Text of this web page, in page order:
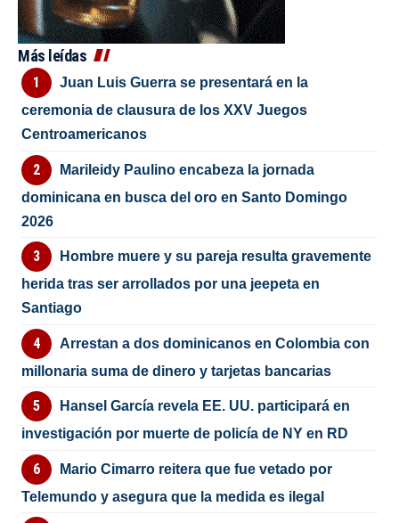
Más leídas
Juan Luis Guerra se presentará en la
ceremonia de clausura de los XXV Juegos
Centroamericanos
Marileidy Paulino encabeza la jornada
dominicana en busca del oro en Santo Domingo
2026
Hombre muere y su pareja resulta gravemente
herida tras ser arrollados por una jeepeta en
Santiago
Arrestan a dos dominicanos en Colombia con
millonaria suma de dinero y tarjetas bancarias
Hansel García revela EE. UU. participará en
investigación por muerte de policía de NY en RD
Mario Cimarro reitera que fue vetado por
Telemundo y asegura que la medida es ilegal